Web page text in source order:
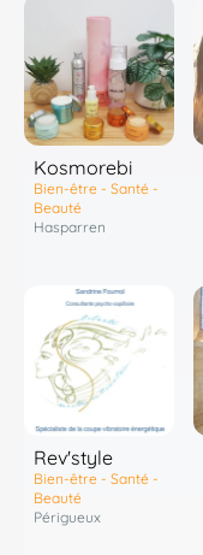
Kosmorebi
Bien-être - Santé -
Beauté
Hasparren
Rev'style
Bien-être - Santé -
Beauté
Périgueux